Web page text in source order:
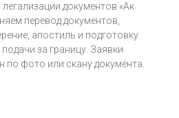
документов «Ак
перевод документов,
апостиль и подготовку
за границу. Заявки
фото или скану документа.